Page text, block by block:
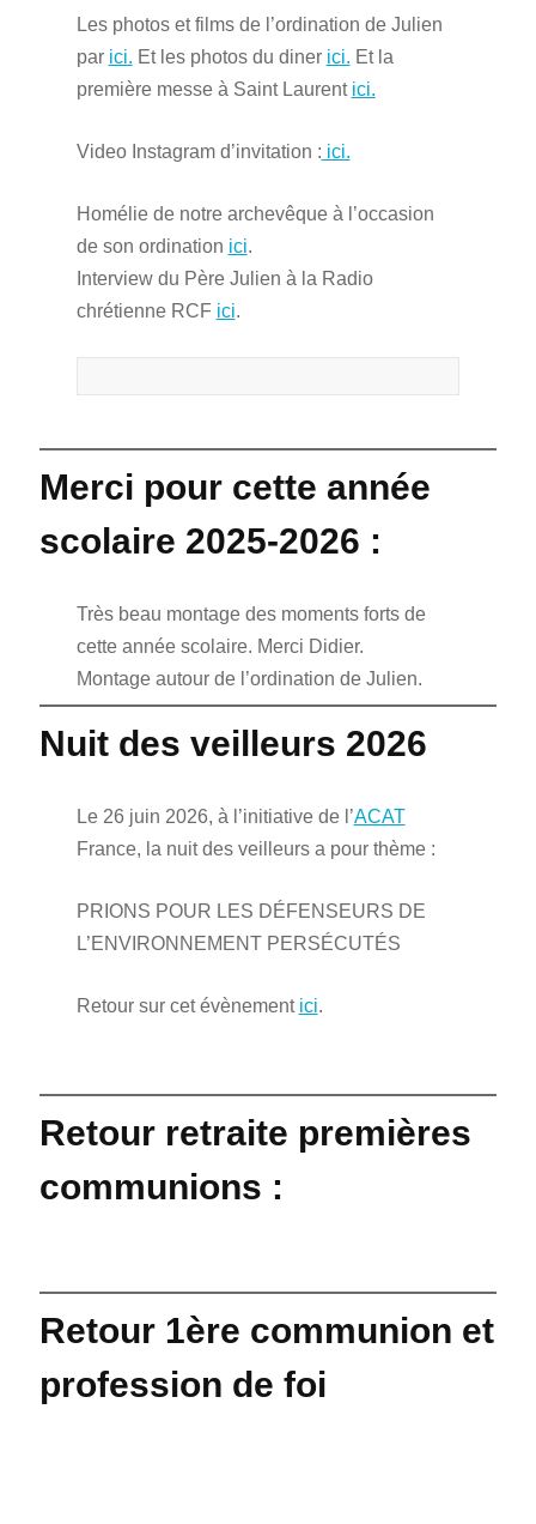
Les photos et films de l’ordination de Julien
par ici. Et les photos du diner ici. Et la
première messe à Saint Laurent ici.
Video Instagram d’invitation : ici.
Homélie de notre archevêque à l’occasion
de son ordination ici.
Interview du Père Julien à la Radio
chrétienne RCF ici.
Merci pour cette année
scolaire 2025-2026 :
Très beau montage des moments forts de
cette année scolaire. Merci Didier.
Montage autour de l’ordination de Julien.
Nuit des veilleurs 2026
Le 26 juin 2026, à l’initiative de l’ACAT
France, la nuit des veilleurs a pour thème :
PRIONS POUR LES DÉFENSEURS DE
L’ENVIRONNEMENT PERSÉCUTÉS
Retour sur cet évènement ici.
Retour retraite premières
communions :
Retour 1ère communion et
profession de foi